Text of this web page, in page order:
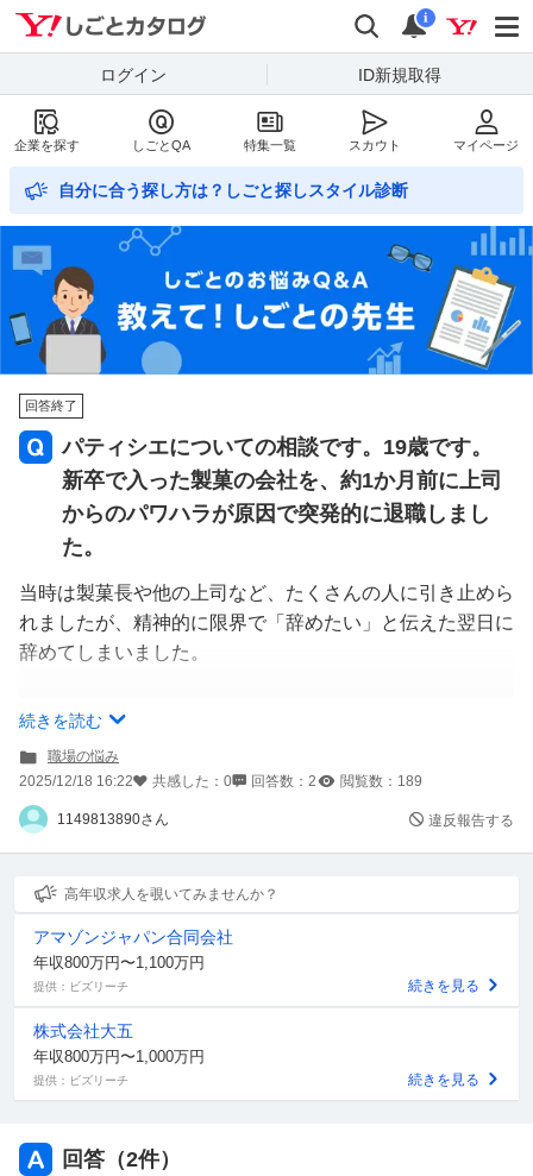
Yahoo!しごとカタログ
検索
通知
i
ログイン ID新規取得
企業を探す しごとQA 特集一覧 スカウト マイページ
自分に合う探し方は？しごと探しスタイル診断
回答終了
パティシエについての相談です。19歳です。
新卒で入った製菓の会社を、約1か月前に上司
からのパワハラが原因で突発的に退職しまし
た。
当時は製菓長や他の上司など、たくさんの人に引き止めら
れましたが、精神的に限界で「辞めたい」と伝えた翌日に
辞めてしまいました。
現在は転職活動をしましたが、パティシエとして続けられ
に就いています。
正直この仕事はやりたかったわけではなく、本当は今もパ
ティシエを続けたい気持ちが強いです。
そんな中、元同期から
「あなたが辞める原因になった上司が、パワハラが問題に
なって退職した」
と聞きました。その上司の件で、私以外にも休職中の同期
が1人います。
元同期からは
「原因の上司もいなくなったし、戻ってきてほしい」
続きを読む
職場の悩み
2025/12/18 16:22
共感した： 0 回答数： 2 閲覧数： 189
1149813890さん 違反報告する
高年収求人を覗いてみませんか？
アマゾンジャパン合同会社
年収800万円〜1,100万円
提供：ビズリーチ 続きを見る
株式会社大五
年収800万円〜1,000万円
提供：ビズリーチ 続きを見る
回答（2件）